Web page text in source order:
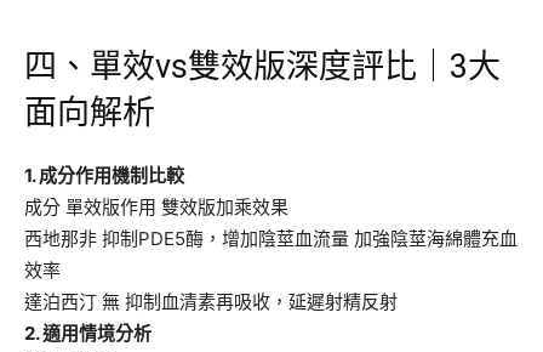
四、單效vs雙效版深度評比｜3大
面向解析
1. 成分作用機制比較
成分 單效版作用 雙效版加乘效果
西地那非 抑制PDE5酶，增加陰莖血流量 加強陰莖海綿體充血
效率
達泊西汀 無 抑制血清素再吸收，延遲射精反射
2. 適用情境分析